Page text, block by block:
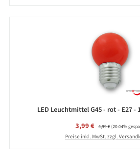
LED Leuchtmittel G45 - rot - E27 -
Verkaufspreis:
3,99 € Regulärer Preis:
4,99 €(20.04%
Preise inkl. MwSt. zzgl.